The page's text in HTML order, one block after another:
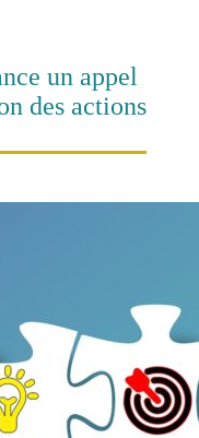
un appel
des actions